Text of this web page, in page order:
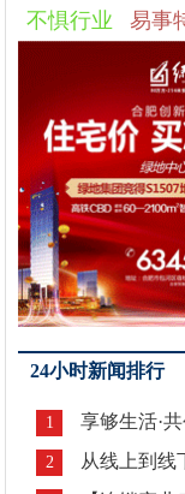
不惧行业 易事
24小时新闻排行
1 享够生活·
2 从线上到线